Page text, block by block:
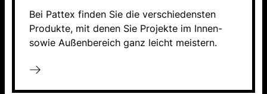
Bei Pattex finden Sie die verschiedensten
Produkte, mit denen Sie Projekte im Innen-
sowie Außenbereich ganz leicht meistern.